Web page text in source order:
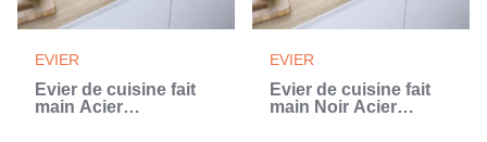
EVIER
Évier de cuisine fait
main Acier
EVIER
Évier de cuisine fait
main Noir Acier